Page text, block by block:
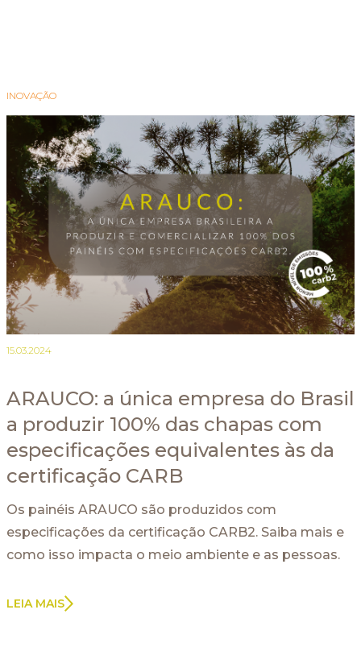
INOVAÇÃO
15.03.2024
ARAUCO: a única empresa do Brasil
a produzir 100% das chapas com
especificações equivalentes às da
certificação CARB
Os painéis ARAUCO são produzidos com
especificações da certificação CARB2. Saiba mais e
como isso impacta o meio ambiente e as pessoas.
LEIA MAIS